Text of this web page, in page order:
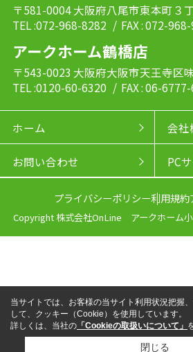
〒581-0004 大阪府八尾市東本町３
TEL :072-968-8282 / FAX : 072-
アークホーム鶴橋店
〒543-0023 大阪府大阪市天王寺区
TEL :0120-60-6320 / FAX : 06-
ホーム 会社
お問い合わせ PC
プライバシーポリシー利用規約
Copyright 株式会社OnLine アークホーム
当サイトでは、お客様の当サイト利用状況把握
して、クッキー（Cookie）を使用しています。
詳しくは、当社の 「Cookieの取扱いについて」
閉じる